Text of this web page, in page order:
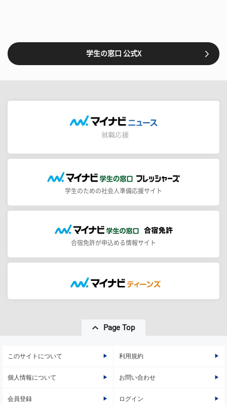
学生の窓口 公式X
学生のための社会人準備応援サイト
合宿免許が申込める情報サイト
Page Top
このサイトについて 利用規約
個人情報について お問い合わせ
会員登録 ログイン